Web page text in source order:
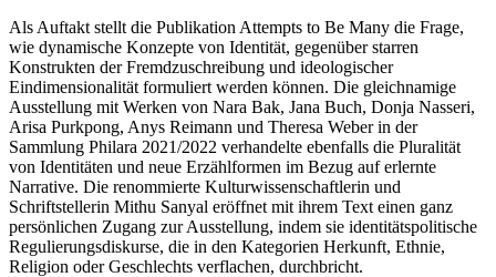
Als Auftakt stellt die Publikation Attempts to Be Many die Frage,
wie dynamische Konzepte von Identität, gegenüber starren
Konstrukten der Fremdzuschreibung und ideologischer
Eindimensionalität formuliert werden können. Die gleichnamige
Ausstellung mit Werken von Nara Bak, Jana Buch, Donja Nasseri,
Arisa Purkpong, Anys Reimann und Theresa Weber in der
Sammlung Philara 2021/2022 verhandelte ebenfalls die Pluralität
von Identitäten und neue Erzählformen im Bezug auf erlernte
Narrative. Die renommierte Kulturwissenschaftlerin und
Schriftstellerin Mithu Sanyal eröffnet mit ihrem Text einen ganz
persönlichen Zugang zur Ausstellung, indem sie identitätspolitische
Regulierungsdiskurse, die in den Kategorien Herkunft, Ethnie,
Religion oder Geschlechts verflachen, durchbricht.